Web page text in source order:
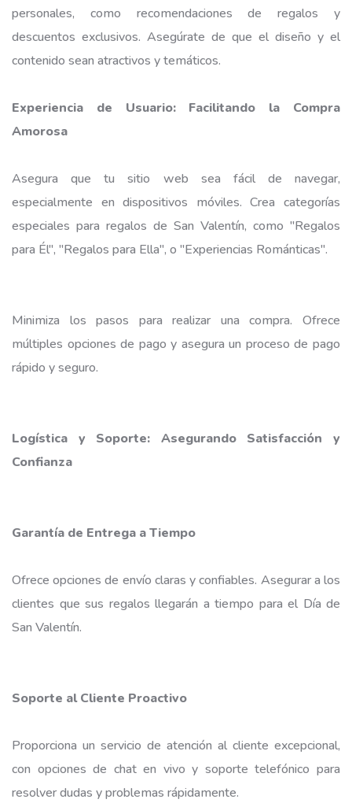
personales, como recomendaciones de regalos y
descuentos exclusivos. Asegúrate de que el diseño y el
contenido sean atractivos y temáticos.
Experiencia de Usuario: Facilitando la Compra
Amorosa
Asegura que tu sitio web sea fácil de navegar,
especialmente en dispositivos móviles. Crea categorías
especiales para regalos de San Valentín, como "Regalos
para Él", "Regalos para Ella", o "Experiencias Románticas".
Minimiza los pasos para realizar una compra. Ofrece
múltiples opciones de pago y asegura un proceso de pago
rápido y seguro.
Logística y Soporte: Asegurando Satisfacción y
Confianza
Garantía de Entrega a Tiempo
Ofreceopciones de envío claras y confiables. Asegurar a los
clientes que sus regalos llegarán a tiempo para el Día de
San Valentín.
Soporte al Cliente Proactivo
Proporciona un servicio de atención al cliente excepcional,
con opciones de chat en vivo y soporte telefónico para
resolver dudas y problemas rápidamente.